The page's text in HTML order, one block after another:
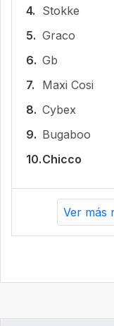
4. Stokke
5. Graco
6. Gb
7.
Maxi Cosi
8. Cybex
9. Bugaboo
10.Chicco
Ver más